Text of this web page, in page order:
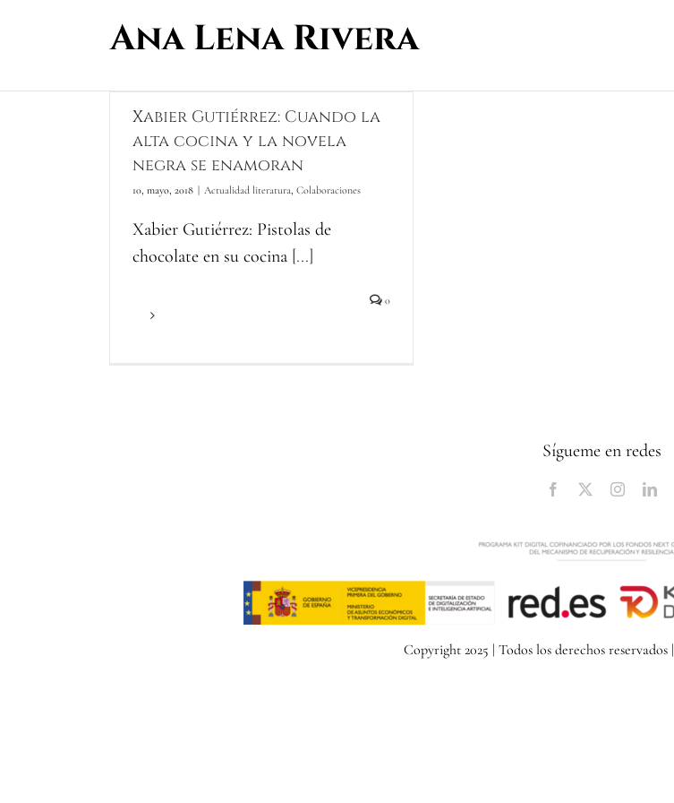
Xabier Gutiérrez: Cuando la
alta cocina y la novela
negra se enamoran
10, mayo, 2018 | Actualidad literatura Colaboraciones
Xabier Gutiérrez: Pistolas de
chocolate en su cocina [...]
0
Sígueme en redes
Copyright 2025 | Todos los derechos reservados |